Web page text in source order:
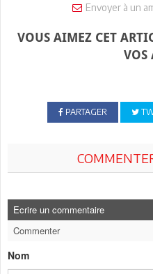
Envoyer à un
VOUS AIMEZ CET
VOS
PARTAGER
Ecrire un commentaire
Commenter
Nom